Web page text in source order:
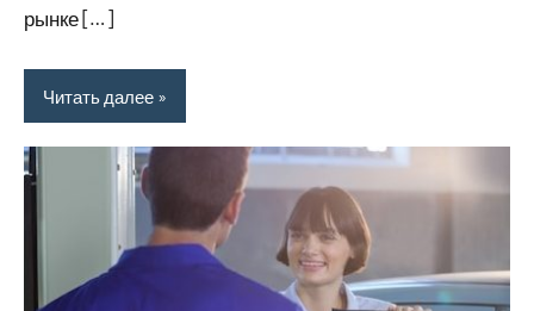
рынке […]
Читать далее